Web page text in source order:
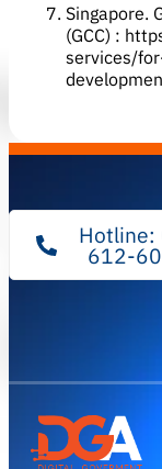
Singapore.
(GCC) :
services/
Hotline:
612-